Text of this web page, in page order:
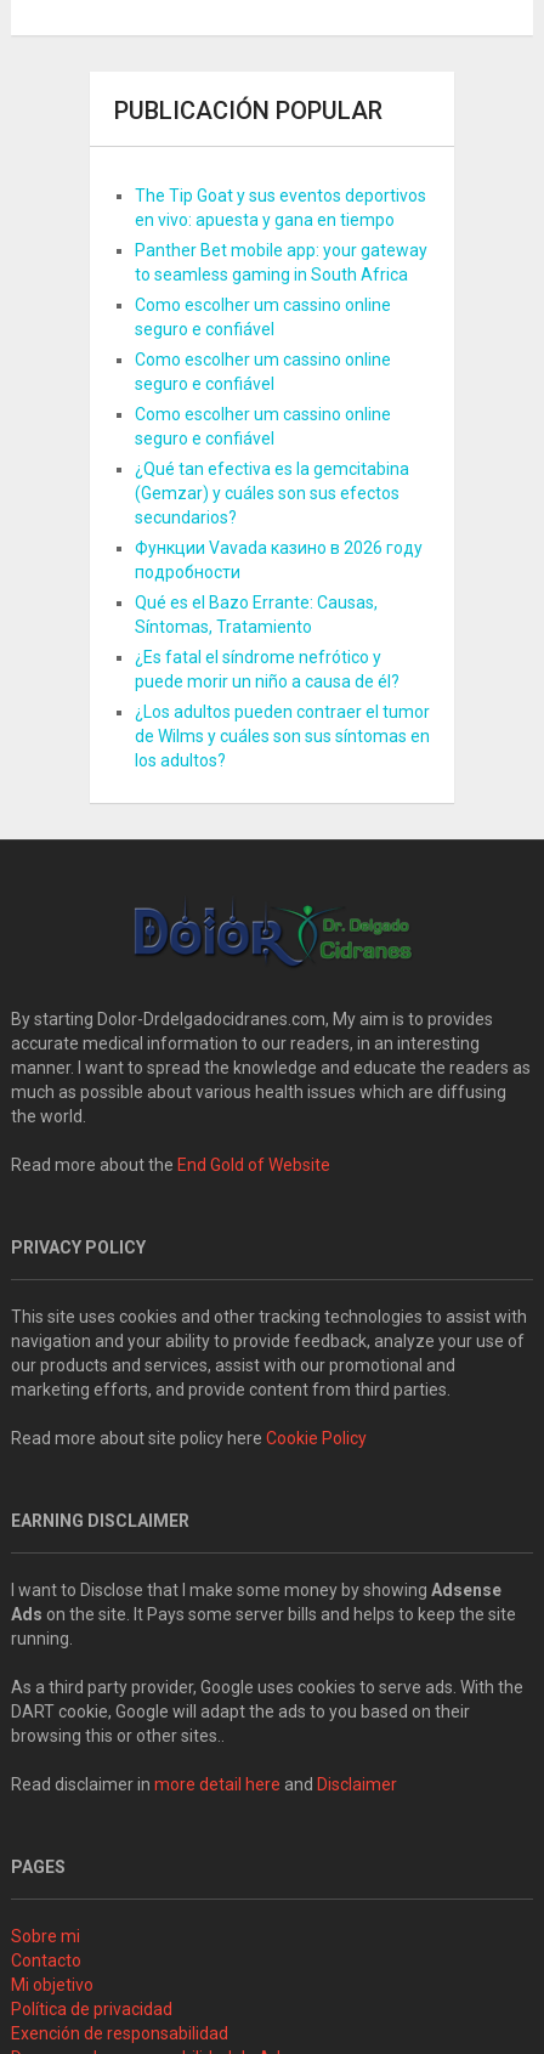
PUBLICACIÓN POPULAR
The Tip Goat y sus eventos deportivos
en vivo: apuesta y gana en tiempo
Panther Bet mobile app: your gateway
to seamless gaming in South Africa
Como escolher um cassino online
seguro e confiável
Como escolher um cassino online
seguro e confiável
Como escolher um cassino online
seguro e confiável
¿Qué tan efectiva es la gemcitabina
(Gemzar) y cuáles son sus efectos
secundarios?
Функции Vavada казино в 2026 году
подробности
Qué es el Bazo Errante: Causas,
Síntomas, Tratamiento
¿Es fatal el síndrome nefrótico y
puede morir un niño a causa de él?
¿Los adultos pueden contraer el tumor
de Wilms y cuáles son sus síntomas en
los adultos?
By starting Dolor-Drdelgadocidranes.com, My aim is to provides
accurate medical information to our readers, in an interesting
manner. I want to spread the knowledge and educate the readers as
much as possible about various health issues which are diffusing
the world.
Read more about the End Gold of Website
PRIVACY POLICY
This site uses cookies and other tracking technologies to assist with
navigation and your ability to provide feedback, analyze your use of
our products and services, assist with our promotional and
marketing efforts, and provide content from third parties.
Read more about site policy here Cookie Policy
EARNING DISCLAIMER
I want to Disclose that I make some money by showing Adsense
Ads on the site. It Pays some server bills and helps to keep the site
running.
As a third party provider, Google uses cookies to serve ads. With the
DART cookie, Google will adapt the ads to you based on their
browsing this or other sites..
Read disclaimer in more detail here and Disclaimer
PAGES
Sobre mi
Contacto
Mi objetivo
Política de privacidad
Exención de responsabilidad